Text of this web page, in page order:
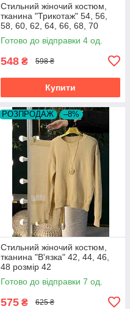
Стильний жіночий костюм,
тканина "Трикотаж" 54, 56,
58, 60, 62, 64, 66, 68, 70
розмір 54
Готово до відправки 4 од.
548 ₴ 598 ₴
Купити
РОЗПРОДАЖ –8%
Стильний жіночий костюм,
тканина "В'язка" 42, 44, 46,
48 розмір 42
Готово до відправки 7 од.
575 ₴ 625 ₴